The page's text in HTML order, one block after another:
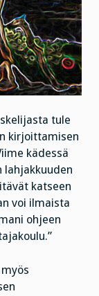
tule
kirjoittamisen
kädessä
lahjakkuuden
katseen
voi ilmaista
ohjeen